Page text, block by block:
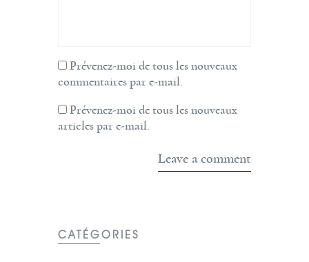
Prévenez-moi de tous les nouveaux
commentaires par e-mail.
Prévenez-moi de tous les nouveaux
articles par e-mail.
CATÉGORIES